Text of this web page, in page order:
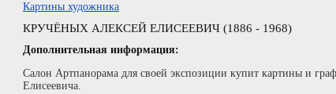
Картины художника
КРУЧЁНЫХ АЛЕКСЕЙ ЕЛИСЕЕВИЧ (1886 - 1968)
Дополнительная информация:
Салон Артпанорама для своей экспозиции купит картины и
Елисеевича.